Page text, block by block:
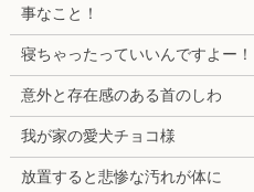
事なこと！
寝ちゃったっていいんですよー！
意外と存在感のある首のしわ
我が家の愛犬チョコ様
放置すると悲惨な汚れが体に